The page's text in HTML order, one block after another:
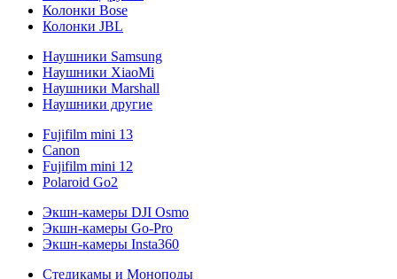
Колонки Bose
Колонки JBL
Наушники Samsung
Наушники XiaoMi
Наушники Marshall
Наушники другие
Fujifilm mini 13
Canon
Fujifilm mini 12
Polaroid Go2
Экшн-камеры DJI Osmo
Экшн-камеры Go-Pro
Экшн-камеры Insta360
Стедикамы и Моноподы